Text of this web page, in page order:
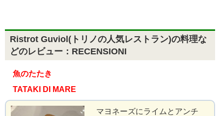
Ristrot Guviol(トリノの人気レストラン)の料理な
どのレビュー：RECENSIONI
魚のたたき
TATAKI DI MARE
マヨネーズにライムとアンチ